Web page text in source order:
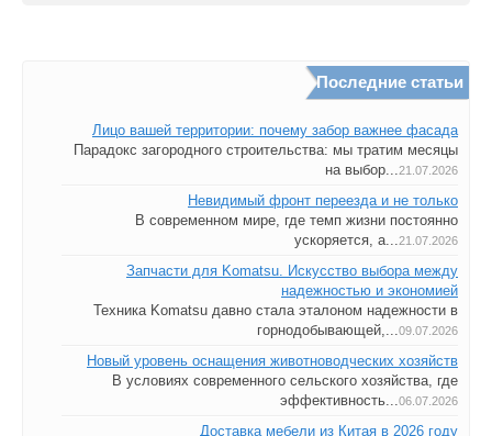
Последние статьи
Лицо вашей территории: почему забор важнее фасада
Парадокс загородного строительства: мы тратим месяцы
на выбор...21.07.2026
Невидимый фронт переезда и не только
В современном мире, где темп жизни постоянно
ускоряется, а...21.07.2026
Запчасти для Komatsu. Искусство выбора между
надежностью и экономией
Техника Komatsu давно стала эталоном надежности в
горнодобывающей,...09.07.2026
Новый уровень оснащения животноводческих хозяйств
В условиях современного сельского хозяйства, где
эффективность...06.07.2026
Доставка мебели из Китая в 2026 году